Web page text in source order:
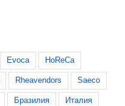
Evoca HoReCa
Rheavendors Saeco
Бразилия Италия